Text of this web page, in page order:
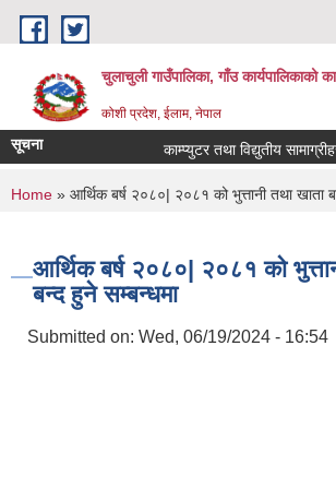
Skip to main content
चुलाचुली गाउँपालिका, गाँउ कार्यपालिकाको
कोशी प्रदेश, ईलाम, नेपाल
सूचना काम्प्युटर तथा विद्युतीय
You are here
Home » आर्थिक बर्ष २०८०| २०८१ को भुत्तानी तथा खाता
आर्थिक बर्ष २०८०| २०८१ को
बन्द हुने सम्बन्धमा
Submitted on: Wed, 06/19/2024 - 16:54